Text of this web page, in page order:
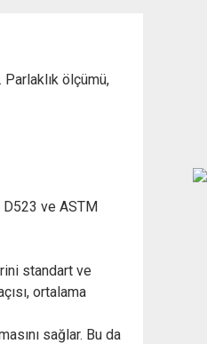
Parlaklık ölçümü,
D523 ve ASTM
standart ve
ortalama
sağlar. Bu da